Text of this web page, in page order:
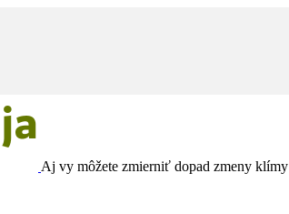
Aj vy môžete zmierniť dopad zmeny klímy